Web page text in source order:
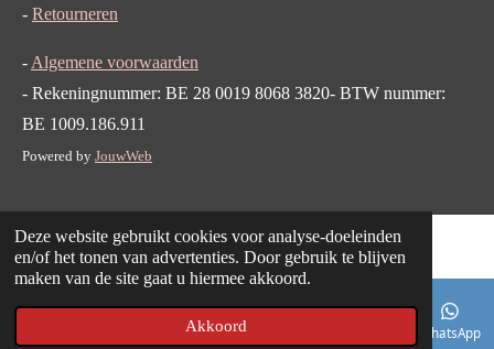
Deze website gebruikt cookies voor analyse-doeleinden
en/of het tonen van advertenties. Door gebruik te blijven
maken van de site gaat u hiermee akkoord.
Akkoord
- Retourneren
- Algemene voorwaarden
- Rekeningnummer: BE 28 0019 8068 3820- BTW nummer:
BE 1009.186.911
Powered by JouwWeb
Telefoonnummer WhatsApp